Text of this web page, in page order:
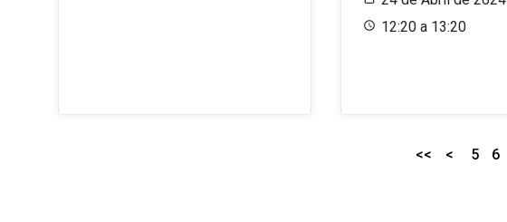
12:20 a 13:20
<< < 5 6